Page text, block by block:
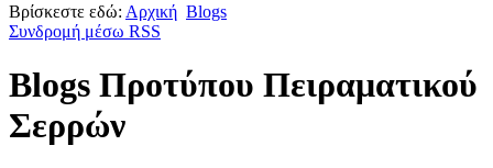
Βρίσκεστε εδώ: Αρχική Blogs
Συνδρομή μέσω RSS
Blogs Προτύπου Πειραματικού
Σερρών